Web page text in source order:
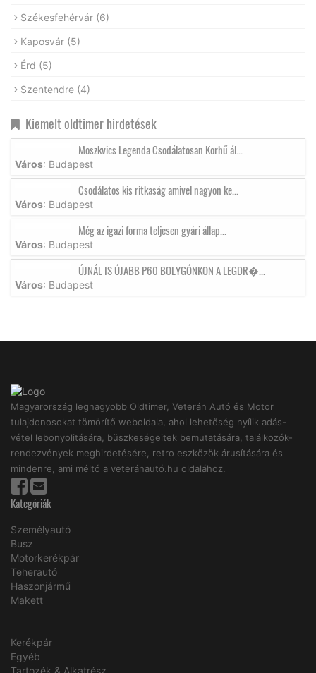
Székesfehérvár (6)
Kaposvár (5)
Érd (5)
Szentendre (4)
Kiemelt oldtimer hirdetések
Moszkvics Legenda Csodálatosan Korhű ál...
Város: Budapest
Csodálatos kis ritkaság amivel nagyon ke...
Város: Budapest
Még az igazi forma teljesen gyári állap...
Város: Budapest
ÚJNÁL IS ÚJABB P60 BOLYGÓNKON A LEGDR�...
Város: Budapest
Magyarország legnagyobb Oldtimer, Veterán Autó és Motor
tulajdonosokat tömörítő weboldala, ahol lehetőség nyílik adás-
vétel lebonyolitására, büszkeségeitek bemutatására, találkozók-
rendezvények meghirdetésére, retro eszközök árusítására és
mindenre, ami méltó a veteránautó.hu oldalához.
Kategóriák
Személyautó
Busz
Motorkerékpár
Teherautó
Haszonjármű
Makett
Kerékpár
Egyéb
Tartozék & Alkatrész